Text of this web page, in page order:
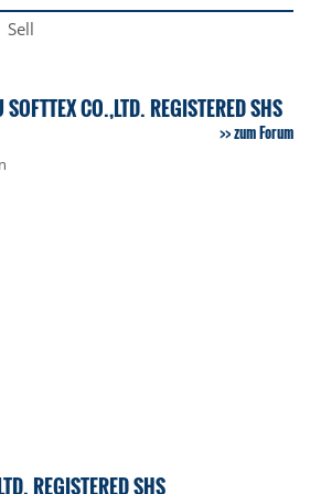
Sell
CO.,LTD. REGISTERED SHS
zum Forum
REGISTERED SHS